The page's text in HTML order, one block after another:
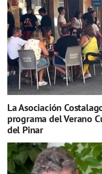
La Asociación
programa del Verano
del Pinar